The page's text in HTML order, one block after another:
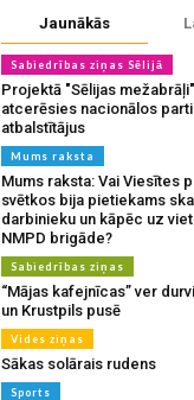
Jaunākās
Sabiedrības ziņas Sēlijā
Projektā "Sēlijas
atcerēsies nacionālos
atbalstītājus
Mums raksta
Mums raksta: Vai Viesītes
svētkos bija pietiekams
darbinieku un kāpēc uz
NMPD brigāde?
Sabiedrības ziņas
“Mājas kafejnīcas” ver
un Krustpils pusē
Vides ziņas
Sākas solārais rudens
Sports